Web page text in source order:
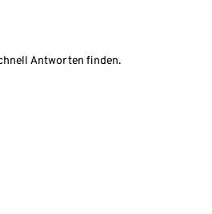
Antworten finden.